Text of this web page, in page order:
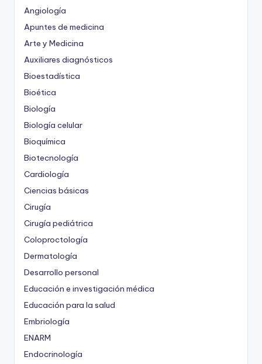
Angiología
Apuntes de medicina
Arte y Medicina
Auxiliares diagnósticos
Bioestadística
Bioética
Biología
Biología celular
Bioquímica
Biotecnología
Cardiología
Ciencias básicas
Cirugía
Cirugía pediátrica
Coloproctología
Dermatología
Desarrollo personal
Educación e investigación médica
Educación para la salud
Embriología
ENARM
Endocrinología